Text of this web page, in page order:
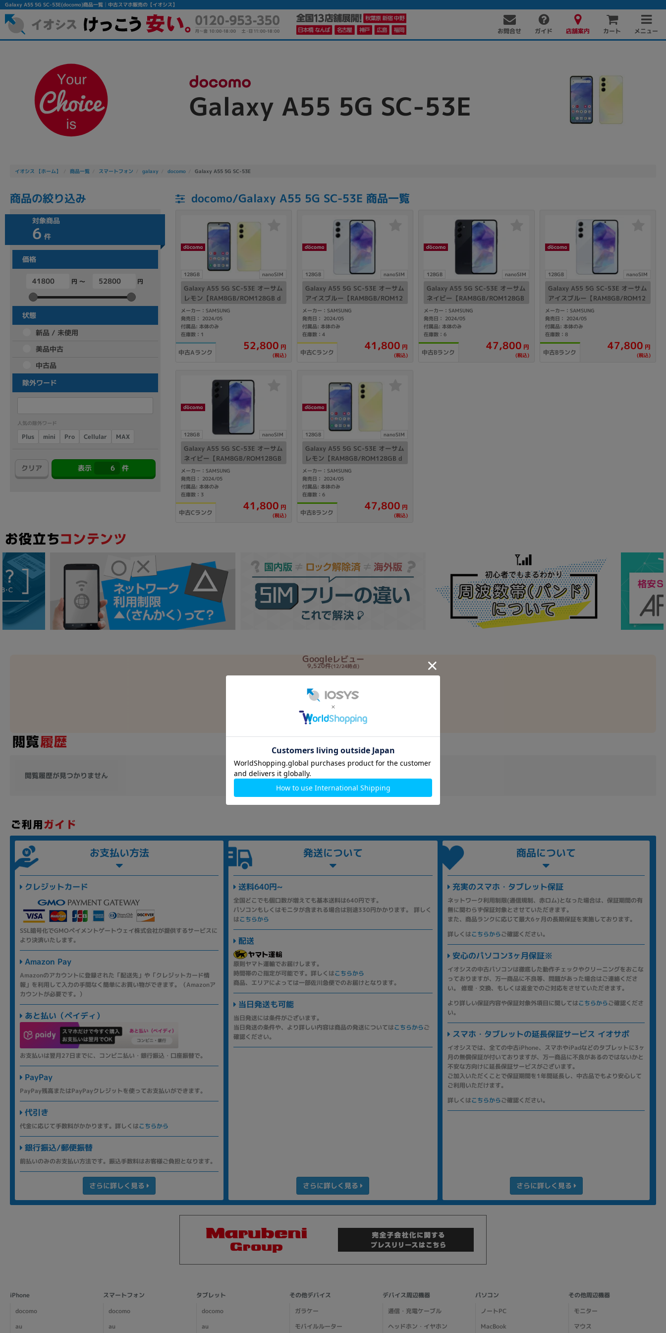
Galaxy A55 5G SC-53E(docomo)商品一覧│中古スマホ販売の【イオシス】
お問合せ ガイド 店舗案内 カート メニュー
Galaxy A55 5G SC-53E
イオシス 【ホーム】 商品一覧 スマートフォン galaxy docomo Galaxy A55 5G SC-53E
商品の絞り込み
対象商品
6 件
価格
円 ～ 円
状態
新品 / 未使用
美品中古
中古品
除外ワード
人気の除外ワード
Plus mini Pro Cellular MAX
クリア 表示 6 件
docomo/Galaxy A55 5G SC-53E 商品一覧
128GB nanoSIM
Galaxy A55 5G SC-53E オーサム
レモン【RAM8GB/ROM128GB d
ocomo版SIMフリー】
メーカー：SAMSUNG
発売日： 2024/05
付属品: 本体のみ
在庫数：1
中古Aランク
52,800 円
(税込)
128GB nanoSIM
Galaxy A55 5G SC-53E オーサム
アイスブルー【RAM8GB/ROM12
8GB docomo版SIMフリー】
メーカー：SAMSUNG
発売日： 2024/05
付属品: 本体のみ
在庫数：4
中古Cランク
41,800 円
(税込)
128GB nanoSIM
Galaxy A55 5G SC-53E オーサム
ネイビー【RAM8GB/ROM128GB
docomo版SIMフリー】
メーカー：SAMSUNG
発売日： 2024/05
付属品: 本体のみ
在庫数：6
中古Bランク
47,800 円
(税込)
128GB nanoSIM
Galaxy A55 5G SC-53E オーサム
アイスブルー【RAM8GB/ROM12
8GB docomo版SIMフリー】
メーカー：SAMSUNG
発売日： 2024/05
付属品: 本体のみ
在庫数：8
中古Bランク
47,800 円
(税込)
128GB nanoSIM
Galaxy A55 5G SC-53E オーサム
ネイビー【RAM8GB/ROM128GB
docomo版SIMフリー】
メーカー：SAMSUNG
発売日： 2024/05
付属品: 本体のみ
在庫数：3
中古Cランク
41,800 円
(税込)
128GB nanoSIM
Galaxy A55 5G SC-53E オーサム
レモン【RAM8GB/ROM128GB d
ocomo版SIMフリー】
メーカー：SAMSUNG
発売日： 2024/05
付属品: 本体のみ
在庫数：6
中古Bランク
47,800 円
(税込)
Googleレビュー
9,520件(12/24時点)
4.7
満足度 4.7！実際のレビューを見る
閲覧履歴が見つかりません
お支払い方法
クレジットカード
SSL暗号化でGMOペイメントゲートウェイ株式会社が提供するサービスに
より決済いたします。
Amazon Pay
Amazonのアカウントに登録された「配送先」や「クレジットカード情
報」を利用して入力の手間なく簡単にお買い物ができます。（Amazonア
カウントが必要です。）
あと払い（ペイディ）
お支払いは翌月27日までに、コンビニ払い・銀行振込・口座振替で。
PayPay
PayPay残高またはPayPayクレジットを使ってお支払いができます。
代引き
代金に応じて手数料がかかります。詳しくはこちらから
銀行振込/郵便振替
前払いのみのお支払い方法です。振込手数料はお客様ご負担となります。
さらに詳しく見る
発送について
送料640円~
全国どこでも個口数が増えても基本送料は640円です。
パソコンもしくはモニタが含まれる場合は別途330円かかります。 詳しく
はこちらから
配送
原則ヤマト運輸でお届けします。
時間帯のご指定が可能です。詳しくはこちらから
商品、エリアによっては一部佐川急便でのお届けとなります。
当日発送も可能
当日発送には条件がございます。
当日発送の条件や、より詳しい内容は商品の発送についてはこちらからご
確認ください。
さらに詳しく見る
商品について
充実のスマホ・タブレット保証
ネットワーク利用制限(通信規制、赤ロム)となった場合は、保証期間の有
無に関わらず保証対象とさせていただきます。
また、商品ランクに応じて最大6ヶ月の長期保証を実施しております。
詳しくはこちらからご確認ください。
安心のパソコン3ヶ月保証※
イオシスの中古パソコンは徹底した動作チェックやクリーニングをおこな
っておりますが、万一商品に不良等、問題があった場合はご連絡くださ
い。 修理・交換、もしくは返金でのご対応をさせていただきます。
より詳しい保証内容や保証対象外項目に関してはこちらからご確認くださ
い。
スマホ・タブレットの延長保証サービス イオサポ
イオシスでは、全ての中古iPhone、スマホやiPadなどのタブレットに3ヶ
月の無償保証が付いておりますが、万一商品に不良があるのではないかと
不安な方向けに延長保証サービスがございます。
ご加入いただくことで保証期間を1年間延長し、中古品でもより安心して
ご利用いただけます。
詳しくはこちらからご確認ください。
さらに詳しく見る
iPhone
docomo
au
スマートフォン
docomo
au
タブレット
docomo
au
その他デバイス
ガラケー
モバイルルーター
デバイス周辺機器
通信・充電ケーブル
ヘッドホン・イヤホン
パソコン
ノートPC
MacBook
その他周辺機器
モニター
マウス
フリーワード
人気の検索ワード： Let's note EliteBook MacBook
シリーズ
商品シリーズ名・ブランド名の絞り込み。
dynabook LAVIE FMV Let's note Thinkpad
aspire
製造、販売メーカーの絞り込み
Apple SONY Panasonic FUJITSU
機能・特徴
商品の搭載機能による絞り込み
ドライブ
ドライブの絞り込み
BD−R BD-ROM DVD-マルチ DVD-ROM DVD±RW
DVDスーパーマルチ その他
新品/未使用 中古 新品 Aランク Bランク Cランク
CPU
CPUの絞り込み
Apple M1 Apple M2
Core i7
Core i5 Core i3
メモリ
容量
~ ~
価格
円 ～
発売日
商品検索